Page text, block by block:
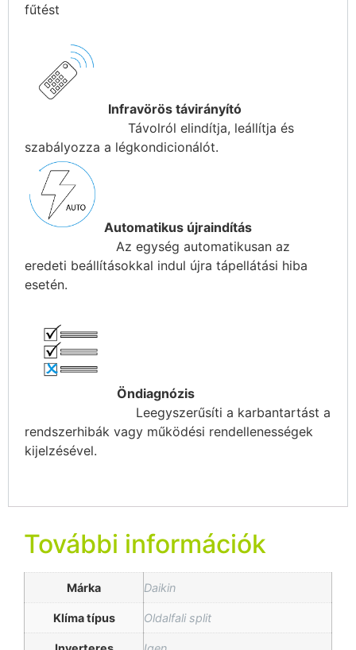
fűtést
Infravörös távirányító
Távolról elindítja, leállítja és
szabályozza a légkondicionálót.
Automatikus újraindítás
Az egység automatikusan az
eredeti beállításokkal indul újra tápellátási hiba
esetén.
Öndiagnózis
Leegyszerűsíti a karbantartást a
rendszerhibák vagy működési rendellenességek
kijelzésével.
További információk
Márka Daikin
Klíma típus Oldalfali split